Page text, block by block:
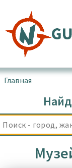
содержимому
Главная